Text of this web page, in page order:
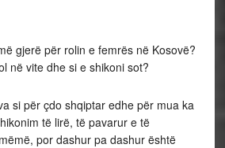
gjerë për rolin e femrës në Kosovë?
në vite dhe si e shikoni sot?
si për çdo shqiptar edhe për mua ka
të lirë, të pavarur e të
por dashur pa dashur është